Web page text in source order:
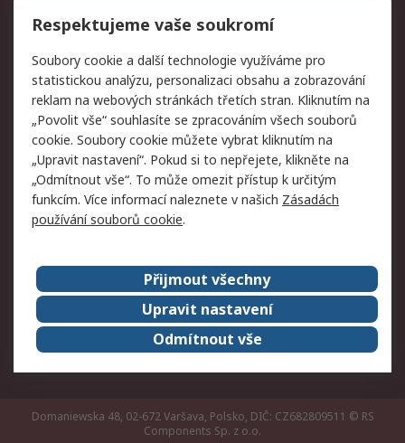
Právní
Autorská práva
Obchodní podmínky
společnosti RS
Prohlášení o ochraně
údajů
Zabezpečení
elektronické pošty
Zásady pro soubory
cookie
Zásady ochrany
osobních údajů
Kontakt
O naší společnosti
RS Group
Kariéra
Ocenění
ESG
Domaniewska 48, 02-672 Varšava, Polsko, DIČ: CZ682809511 © RS
Components Sp. z o.o.
Respektujeme vaše soukromí
Soubory cookie a další technologie využíváme pro
statistickou analýzu, personalizaci obsahu a zobrazování
reklam na webových stránkách třetích stran. Kliknutím na
„Povolit vše“ souhlasíte se zpracováním všech souborů
cookie. Soubory cookie můžete vybrat kliknutím na
„Upravit nastavení“. Pokud si to nepřejete, klikněte na
„Odmítnout vše“. To může omezit přístup k určitým
funkcím. Více informací naleznete v našich Zásadách
používání souborů cookie.
Přijmout všechny
Upravit nastavení
Odmítnout vše